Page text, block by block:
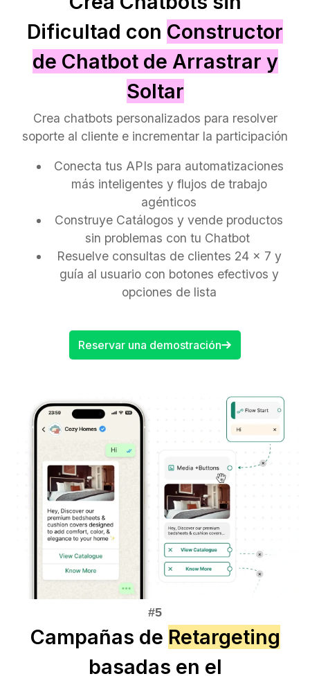
Dificultad con Constructor
de Chatbot de Arrastrar y
Soltar
Crea chatbots personalizados para resolver
soporte al cliente e incrementar la participación
Conecta tus APIs para automatizaciones
más inteligentes y flujos de trabajo
agénticos
Construye Catálogos y vende productos
sin problemas con tu Chatbot
Resuelve consultas de clientes 24 x 7 y
guía al usuario con botones efectivos y
opciones de lista
Reservar una demostración
Campañas de Retargeting
basadas en el